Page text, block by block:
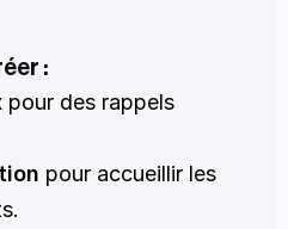
:
pour des rappels
pour accueillir les